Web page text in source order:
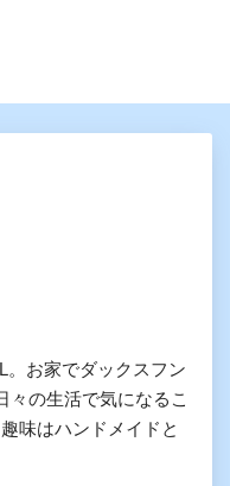
。お家でダックスフン
々の生活で気になるこ
味はハンドメイドと